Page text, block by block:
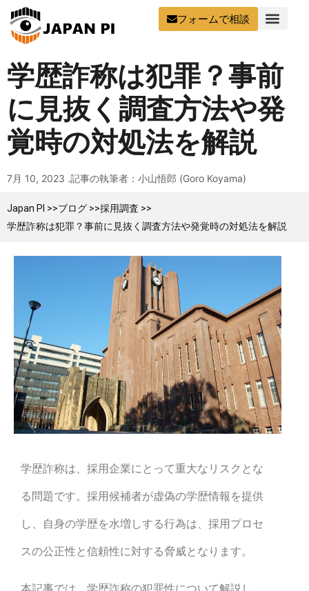
フォームで相談
学歴詐称は犯罪？事前
に見抜く調査方法や発
覚時の対処法を解説
7月 10, 2023 .記事の執筆者：小山悟郎 (Goro Koyama)
Japan PI >>ブログ >>採用調査 >>
学歴詐称は犯罪？事前に見抜く調査方法や発覚時の対処法を解説
学歴詐称は、採用企業にとって重大なリスクとな
る問題です。採用候補者が虚偽の学歴情報を提供
し、自身の学歴を水増しする行為は、採用プロセ
スの公正性と信頼性に対する脅威となります。